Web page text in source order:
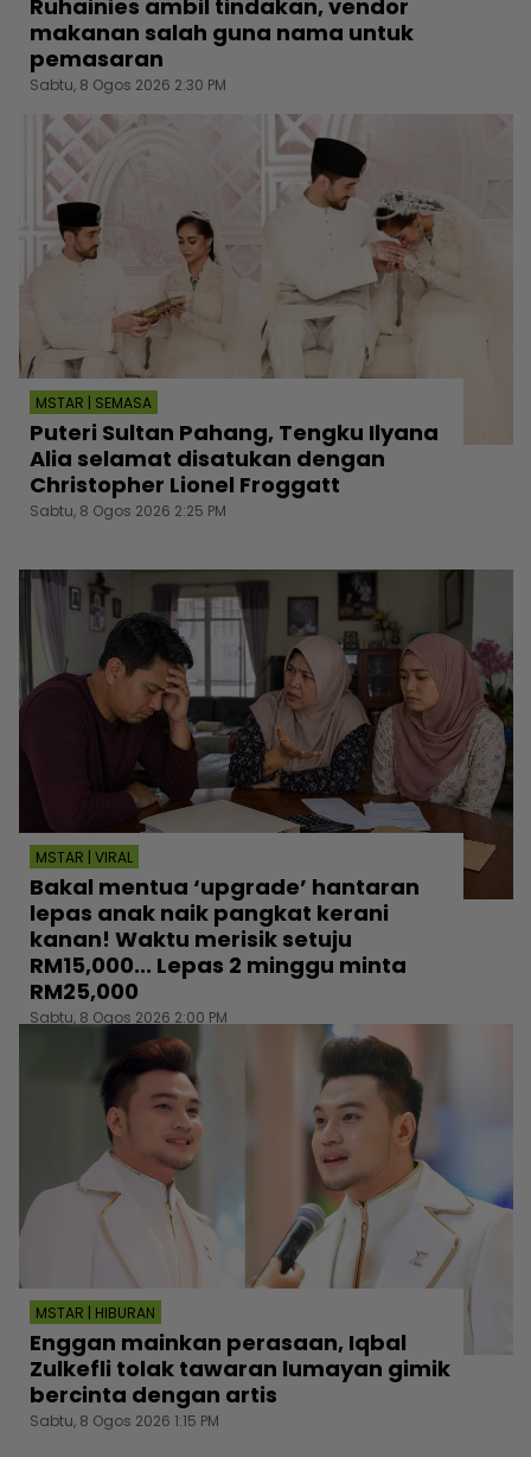
Ruhainies ambil tindakan, vendor
makanan salah guna nama untuk
pemasaran
Sabtu, 8 Ogos 2026 2:30 PM
MSTAR | SEMASA
Puteri Sultan Pahang, Tengku Ilyana
Alia selamat disatukan dengan
Christopher Lionel Froggatt
Sabtu, 8 Ogos 2026 2:25 PM
MSTAR | VIRAL
Bakal mentua ‘upgrade’ hantaran
lepas anak naik pangkat kerani
kanan! Waktu merisik setuju
RM15,000... Lepas 2 minggu minta
RM25,000
Sabtu, 8 Ogos 2026 2:00 PM
MSTAR | HIBURAN
Enggan mainkan perasaan, Iqbal
Zulkefli tolak tawaran lumayan gimik
bercinta dengan artis
Sabtu, 8 Ogos 2026 1:15 PM